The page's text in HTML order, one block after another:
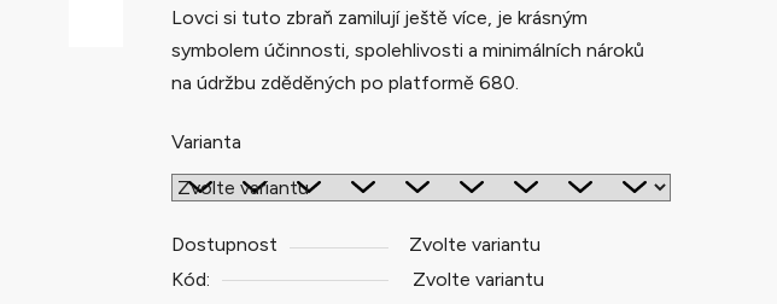
5
hvězdiček.
Lovci si tuto zbraň zamilují ještě více, je krásným
symbolem účinnosti, spolehlivosti a minimálních nároků
na údržbu zděděných po platformě 680.
Varianta
Dostupnost
Zvolte variantu
Kód:
Zvolte variantu